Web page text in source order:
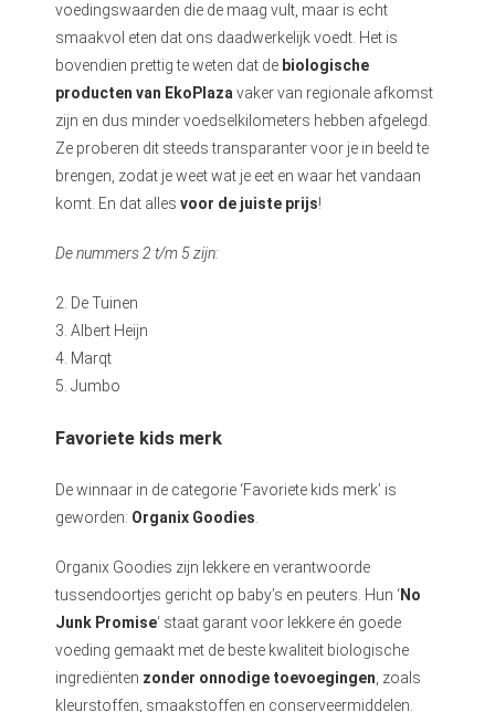
voedingswaarden die de maag vult, maar is echt
smaakvol eten dat ons daadwerkelijk voedt. Het is
bovendien prettig te weten dat de biologische
producten van EkoPlazavaker van regionale afkomst
zijn en dus minder voedselkilometers hebben afgelegd.
Ze proberen dit steeds transparanter voor je in beeld te
brengen, zodat je weet wat je eet en waar het vandaan
komt. En dat alles voor de juiste prijs!
De nummers 2 t/m 5 zijn:
2. De Tuinen
3. Albert Heijn
4. Marqt
5. Jumbo
Favoriete kids merk
De winnaar in de categorie ‘Favoriete kids merk’ is
geworden: Organix Goodies.
Organix Goodies zijn lekkere en verantwoorde
tussendoortjes gericht op baby’s en peuters. Hun ‘No
Junk Promise‘ staat garant voor lekkere én goede
voeding gemaakt met de beste kwaliteit biologische
ingrediënten zonder onnodige toevoegingen, zoals
kleurstoffen, smaakstoffen en conserveermiddelen.